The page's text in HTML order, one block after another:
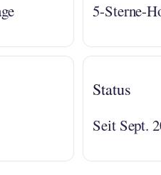
5-Sterne-
Status
Seit Sept.